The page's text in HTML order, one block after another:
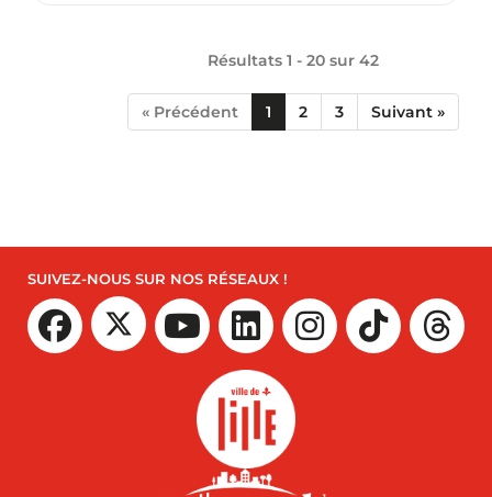
Résultats 1 - 20 sur 42
« Précédent 1 2 3 Suivant »
SUIVEZ-NOUS SUR NOS RÉSEAUX !